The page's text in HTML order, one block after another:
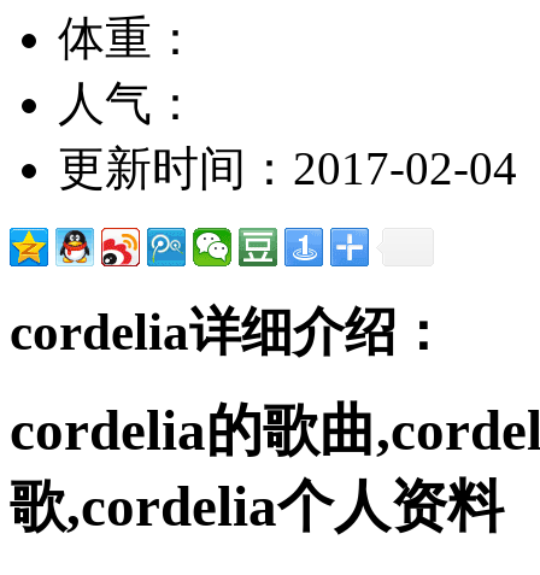
体重：
人气：
更新时间：2017-02-04
cordelia详细介绍：
cordelia的歌曲
歌,cordelia个人资料